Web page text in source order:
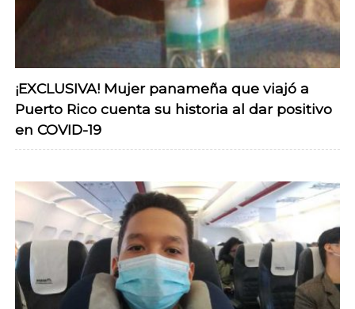
¡EXCLUSIVA! Mujer panameña que viajó a
Puerto Rico cuenta su historia al dar positivo
en COVID-19